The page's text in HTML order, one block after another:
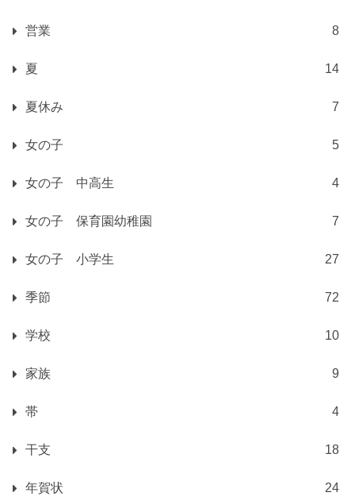
営業 8
夏 14
夏休み 7
女の子 5
女の子 中高生 4
女の子 保育園幼稚園 7
女の子 小学生 27
季節 72
学校 10
家族 9
帯 4
干支 18
年賀状 24